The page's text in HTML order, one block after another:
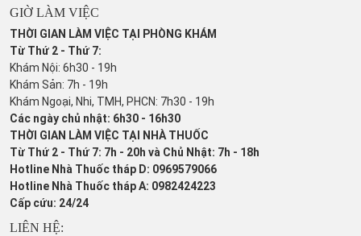
GIỜ LÀM VIỆC
THỜI GIAN LÀM VIỆC TẠI PHÒNG KHÁM
Từ Thứ 2 - Thứ 7:
Khám Nội: 6h30 - 19h
Khám Sản: 7h - 19h
Khám Ngoại, Nhi, TMH, PHCN: 7h30 - 19h
Các ngày chủ nhật: 6h30 - 16h30
THỜI GIAN LÀM VIỆC TẠI NHÀ THUỐC
Từ Thứ 2 - Thứ 7: 7h - 20h và Chủ Nhật: 7h - 18h
Hotline Nhà Thuốc tháp D: 0969579066
Hotline Nhà Thuốc tháp A: 0982424223
Cấp cứu: 24/24
LIÊN HỆ: